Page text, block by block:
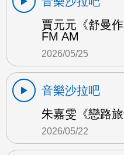
賈元元《舒曼
FM AM
2026/05/25
音樂沙拉吧
朱嘉雯《戀路
2026/05/22